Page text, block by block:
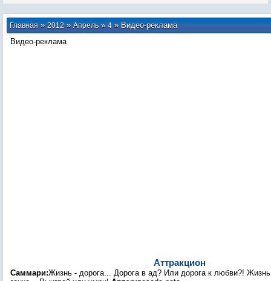
Главная»2012 » Апрель » 4» Видео-реклама
Видео-реклама
Аттракцион
Саммари:Жизнь - дорога... Дорога в ад? Или дорога к любви?!